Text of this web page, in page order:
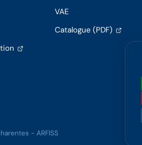
(s'ouvre
VAE
Catalogue (PDF) (s'ouvre
dans
- ARFISS